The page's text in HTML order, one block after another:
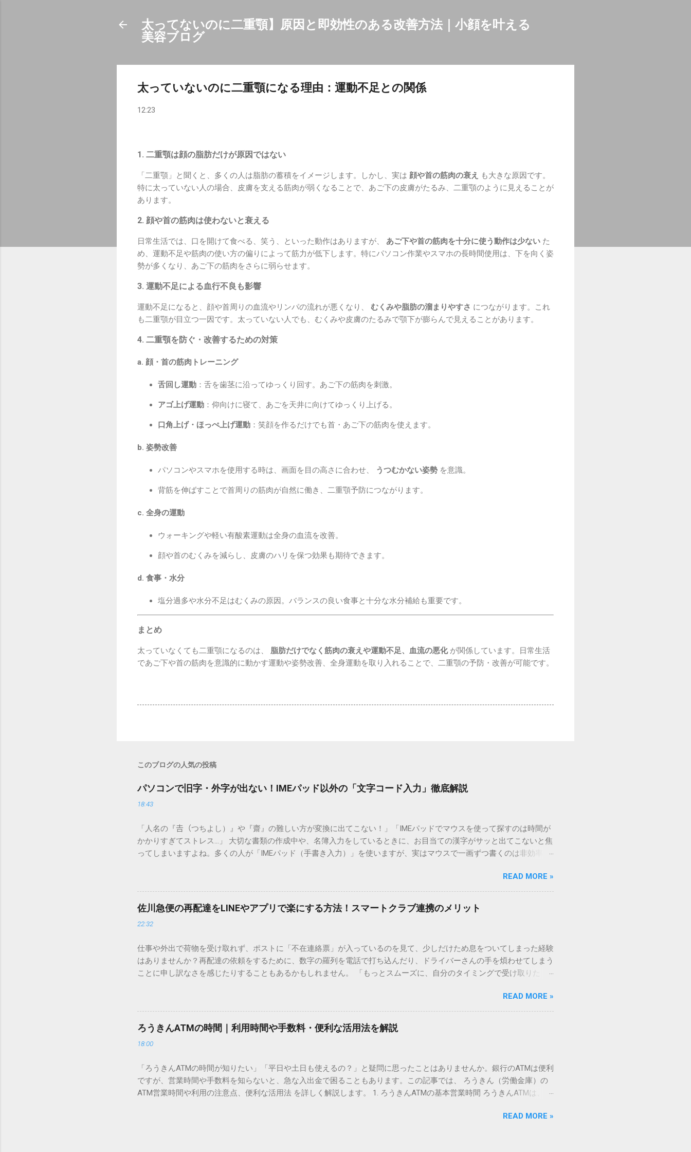
太ってないのに二重顎】原因と即効性のある改善方法｜小顔を叶える
美容ブログ
太っていないのに二重顎になる理由：運動不足との関係
12:23
1. 二重顎は顔の脂肪だけが原因ではない
「二重顎」と聞くと、多くの人は脂肪の蓄積をイメージします。しかし、実は 顔や首の筋肉の衰え
も大きな原因です。
特に太っていない人の場合、皮膚を支える筋肉が弱くなることで、あご下の皮膚がたるみ、二重顎のように見えることが
あります。
2. 顔や首の筋肉は使わないと衰える
日常生活では、口を開けて食べる、笑う、といった動作はありますが、 あご下や首の筋肉を十分に使う動作は少ない た
め、運動不足や筋肉の使い方の偏りによって筋力が低下します。特にパソコン作業やスマホの長時間使用は、下を向く姿
勢が多くなり、あご下の筋肉をさらに弱らせます。
3. 運動不足による血行不良も影響
運動不足になると、顔や首周りの血流やリンパの流れが悪くなり、 むくみや脂肪の溜まりやすさ につながります。これ
も二重顎が目立つ一因です。太っていない人でも、むくみや皮膚のたるみで顎下が膨らんで見えることがあります。
4. 二重顎を防ぐ・改善するための対策
a. 顔・首の筋肉トレーニング
舌回し運動 ：舌を歯茎に沿ってゆっくり回す。あご下の筋肉を刺激。
アゴ上げ運動 ：仰向けに寝て、あごを天井に向けてゆっくり上げる。
口角上げ・ほっぺ上げ運動 ：笑顔を作るだけでも首・あご下の筋肉を使えます。
b. 姿勢改善
パソコンやスマホを使用する時は、画面を目の高さに合わせ、 うつむかない姿勢 を意識。
背筋を伸ばすことで首周りの筋肉が自然に働き、二重顎予防につながります。
c. 全身の運動
ウォーキングや軽い有酸素運動は全身の血流を改善。
顔や首のむくみを減らし、皮膚のハリを保つ効果も期待できます。
d. 食事・水分
塩分過多や水分不足はむくみの原因。バランスの良い食事と十分な水分補給も重要です。
まとめ
太っていなくても二重顎になるのは、 脂肪だけでなく筋肉の衰えや運動不足、血流の悪化が関係しています。日常生活
であご下や首の筋肉を意識的に動かす運動や姿勢改善、全身運動を取り入れることで、二重顎の予防・改善が可能です。
このブログの人気の投稿
パソコンで旧字・外字が出ない！IMEパッド以外の「文字コード入力」徹底解説
18:43
「人名の『𠮷（つちよし）』や『齋』の難しい方が変換に出てこない！」「IMEパッドでマウスを使って探すのは時間が
かかりすぎてストレス…」 大切な書類の作成中や、名簿入力をしているときに、お目当ての漢字がサッと出てこないと焦
ってしまいますよね。多くの人が「IMEパッド（手書き入力）」を使いますが、実はマウスで一画ずつ書くのは非効率で
ードを打ち込むだけで一瞬で旧字や外字、特殊記号を呼び出す「文字コード入力」のテクニックを詳しく解説します。
この方法をマスターすれば、もう難しい漢字の入力で手を止める必要はありません。 1. なぜ「変換」しても旧字・外字
が出てこないのか？ そもそも、なぜ普通の変換で出てこない漢字があるのでしょうか。その理由は、パソコンが文字を
認識する仕組みにあります。 日本のパソコンで一般的に使われる漢字は、JIS規格（日本産業規格）によって「第1水
準」「第2水準」といった形で整理されています。しかし、人名や地名に使われる非常に古い漢字（旧字）や、特定の組
「Unicode（ユニコード）」や「JISコード」といった 文字コード です。パソコン上のすべての文字には、いわば「住
所」のような番号が割り振られています。変換候補に出ない文字でも、この住所（コード）を直接指定すれば、確実に呼
び出すことができるのです。 2. Windows標準機能！文字コードで漢字を出す「16進数入力」 最も汎用性が高く、特別な
できます。 具体的な手順（Unicode入力） 入力したい文字の「Unicode（例：20BB7）」を把握する。 入力モードを「半
角」にする（※重要）。 **「20BB7」**と入力する。 直後にキーボードの**[Alt]キーを押しながら[X]キー**を押す。 入
力した数字が、一瞬で対応する漢字（例：𠮷）に変換されます。 注記： この方法は、特にMicrosoft Wordで非常に強力
READ MORE »
佐川急便の再配達をLINEやアプリで楽にする方法！スマートクラブ連携のメリット
22:32
仕事や外出で荷物を受け取れず、ポストに「不在連絡票」が入っているのを見て、少しだけため息をついてしまった経験
はありませんか？再配達の依頼をするために、数字の羅列を電話で打ち込んだり、ドライバーさんの手を煩わせてしまう
ことに申し訳なさを感じたりすることもあるかもしれません。 「もっとスムーズに、自分のタイミングで受け取りた
ビス「スマートクラブ」と、LINEや公式アプリの連携です。これらを活用するだけで、再配達のストレスは驚くほど軽く
なります。この記事では、忙しい毎日をサポートする便利な受け取り術と、連携による具体的なメリットを徹底解説しま
す。 佐川急便の再配達が劇的に変わる「スマートクラブ」とは？ まず押さえておきたいのが、佐川急便の個人向け無料
会員サービス「スマートクラブ」です。これは、荷物の配送状況をリアルタイムで管理するための基盤となるサービスで
す。 以前はウェブサイトを開いてログインする手間がありましたが、現在はLINEやアプリと紐付けることで、その利便
じめ配達時間を変更するといった先回りの対応が可能になります。 LINE連携で「不在連絡票」とおさらばできる理由 日
本国内で最も利用されているコミュニケーションアプリ「LINE」を佐川急便と連携させると、荷物の受け取り体験が一変
します。 1. トーク画面からワンタップで依頼 不在連絡票に記載されたQRコードを読み取る手間すら、過去のものになり
接届きます。そのまま画面上のボタンをタップするだけで、希望の日時や場所を指定して再配達を依頼できます。 2. 24
READ MORE »
ろうきんATMの時間｜利用時間や手数料・便利な活用法を解説
18:00
「ろうきんATMの時間が知りたい」「平日や土日も使えるの？」と疑問に思ったことはありませんか。銀行のATMは便利
ですが、営業時間や手数料を知らないと、急な入出金で困ることもあります。この記事では、 ろうきん（労働金庫）の
ATM営業時間や利用の注意点、便利な活用法 を詳しく解説します。 1. ろうきんATMの基本営業時間 ろうきんATMは、利
日：休止（※一部店舗では土曜日のみ利用可能） 店舗内ATMは、銀行窓口と同じ営業時間で利用でき、 窓口での対応も
READ MORE »